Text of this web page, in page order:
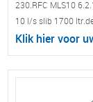
230.RFC MLS10
10 l/s slib 1700
Klik hier voor